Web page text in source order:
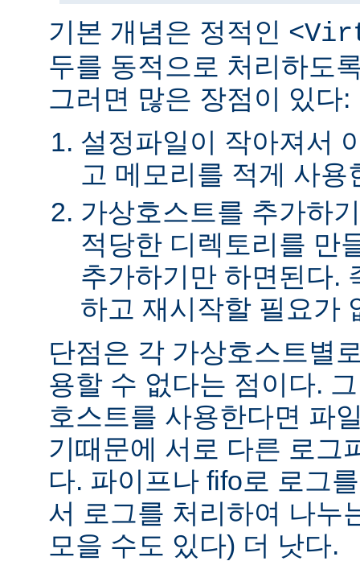
기본 개념은 정적인
두를 동적으로 처리하도
그러면 많은 장점이 있다:
설정파일이 작아져서
고 메모리를 적게 사용
가상호스트를 추가하
적당한 디렉토리를 만
추가하기만 하면된다.
하고 재시작할 필요가
단점은 각 가상호스트별
용할 수 없다는 점이다.
호스트를 사용한다면 파
기때문에 서로 다른 로그
다. 파이프나 fifo로 로그
서 로그를 처리하여 나누
모을 수도 있다) 더 낫다.